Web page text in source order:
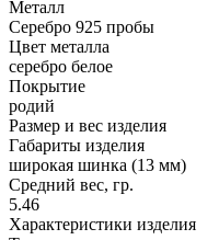
Металл
Серебро 925 пробы
Цвет металла
серебро белое
Покрытие
родий
Размер и вес изделия
Габариты изделия
широкая шинка (13 мм)
Средний вес, гр.
5.46
Характеристики изделия